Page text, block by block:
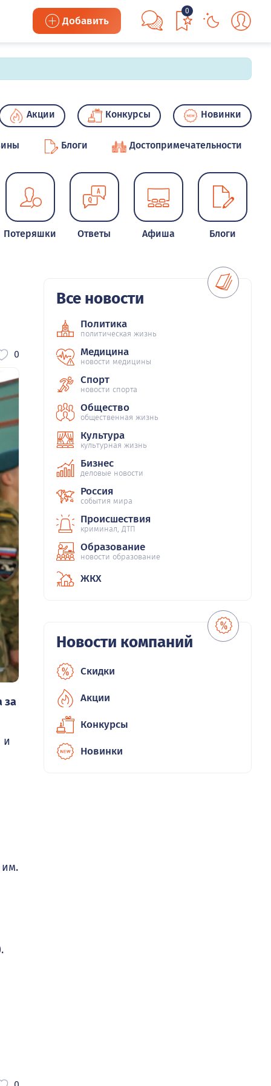
Добавить
0
Акции Конкурсы Новинки
Блоги Достопримечательности
Потеряшки Ответы Афиша Блоги
0
за
и
им.
Все новости
Политика
политическая жизнь
Медицина
новости медицины
Спорт
новости спорта
Общество
общественная жизнь
Культура
культурная жизнь
Бизнес
деловые новости
Россия
события мира
Происшествия
криминал, ДТП
Образование
новости образование
ЖКХ
Новости компаний
Скидки
Акции
Конкурсы
Новинки